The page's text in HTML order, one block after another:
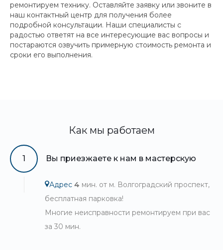
ремонтируем технику. Оставляйте заявку или звоните в
наш контактный центр для получения более
подробной консультации. Наши специалисты с
радостью ответят на все интересующие вас вопросы и
постараются озвучить примерную стоимость ремонта и
сроки его выполнения.
Как мы работаем
1 Вы приезжаете к нам в мастерскую
Адрес 4 мин. от м. Волгоградский проспект,
бесплатная парковка!
Многие неисправности ремонтируем при вас
за 30 мин.